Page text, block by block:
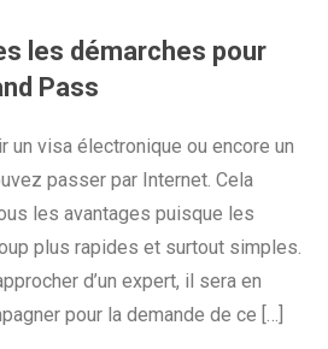
les démarches pour
Pass
un visa électronique ou encore un
passer par Internet. Cela
les avantages puisque les
plus rapides et surtout simples.
d’un expert, il sera en
pour la demande de ce […]